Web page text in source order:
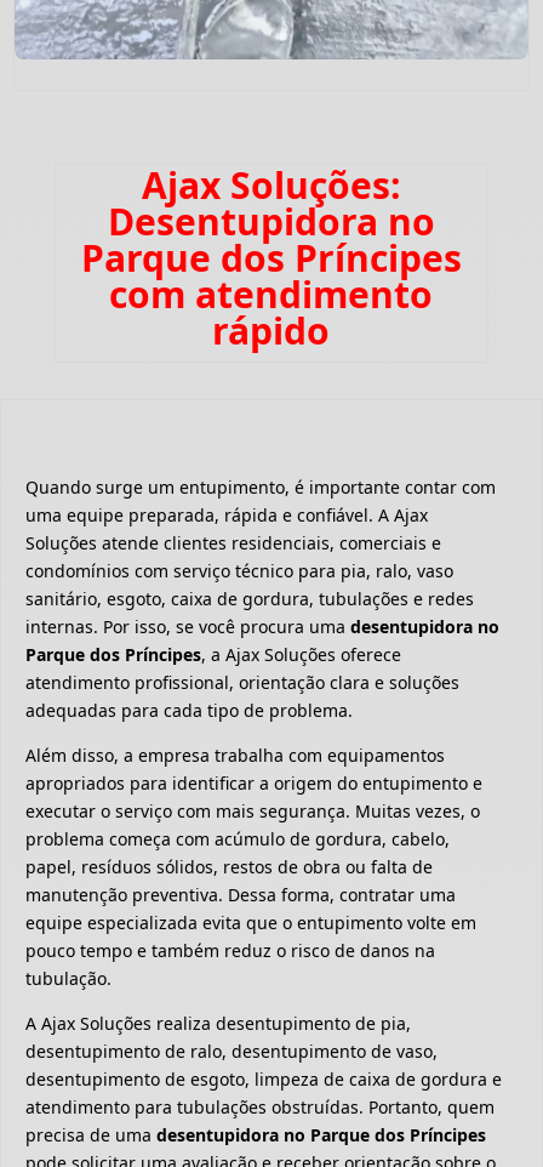
Ajax Soluções:
Desentupidora no
Parque dos Príncipes
com atendimento
rápido
Quando surge um entupimento, é importante contar com
uma equipe preparada, rápida e confiável. A Ajax
Soluções atende clientes residenciais, comerciais e
condomínios com serviço técnico para pia, ralo, vaso
sanitário, esgoto, caixa de gordura, tubulações e redes
internas. Por isso, se você procura uma desentupidora no
Parque dos Príncipes, a Ajax Soluções oferece
atendimento profissional, orientação clara e soluções
adequadas para cada tipo de problema.
Além disso, a empresa trabalha com equipamentos
apropriados para identificar a origem do entupimento e
executar o serviço com mais segurança. Muitas vezes, o
problema começa com acúmulo de gordura, cabelo,
papel, resíduos sólidos, restos de obra ou falta de
manutenção preventiva. Dessa forma, contratar uma
equipe especializada evita que o entupimento volte em
pouco tempo e também reduz o risco de danos na
tubulação.
A Ajax Soluções realiza desentupimento de pia,
desentupimento de ralo, desentupimento de vaso,
desentupimento de esgoto, limpeza de caixa de gordura e
atendimento para tubulações obstruídas. Portanto, quem
precisa de uma desentupidora no Parque dos Príncipes